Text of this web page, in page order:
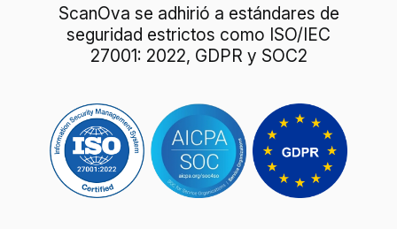
ScanOva se adhirió a estándares de
seguridad estrictos como ISO/IEC
27001: 2022, GDPR y SOC2